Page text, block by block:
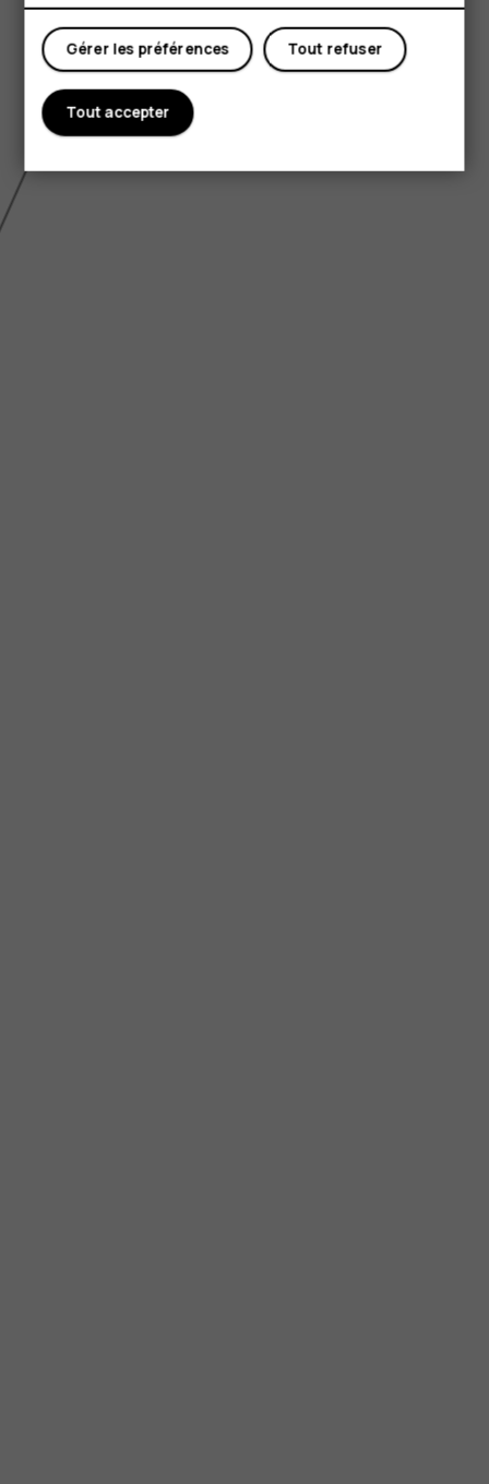
Tout refuser
Gérer les préférences
Tout accepter